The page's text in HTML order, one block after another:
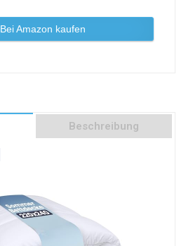
Bei Amazon kaufen
Beschreibung